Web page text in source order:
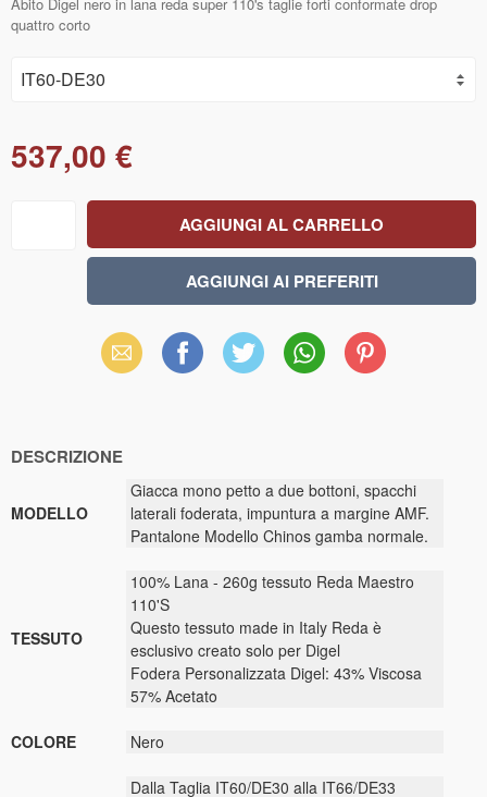
quattro corto
537,00 €
Email Facebook X WhatsAppPinterest
DESCRIZIONE
MODELLO
Giacca mono petto a due bottoni, spacchi
laterali foderata, impuntura a margine AMF.
Pantalone Modello Chinos gamba normale.
TESSUTO
100% Lana - 260g tessuto Reda Maestro
110'S
Questo tessuto made in Italy Reda è
esclusivo creato solo per Digel
Fodera Personalizzata Digel: 43% Viscosa
57% Acetato
COLORE Nero
Dalla Taglia IT60/DE30 alla IT66/DE33